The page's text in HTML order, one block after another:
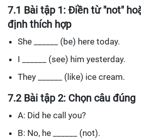
7.1 Bài tập 1: Điền từ "not"
định thích hợp
She ______ (be) here today.
I ______ (see) him yesterday.
They ______ (like) ice cream.
7.2 Bài tập 2: Chọn câu đúng
A: Did he call you?
B: No, he ______ (not).